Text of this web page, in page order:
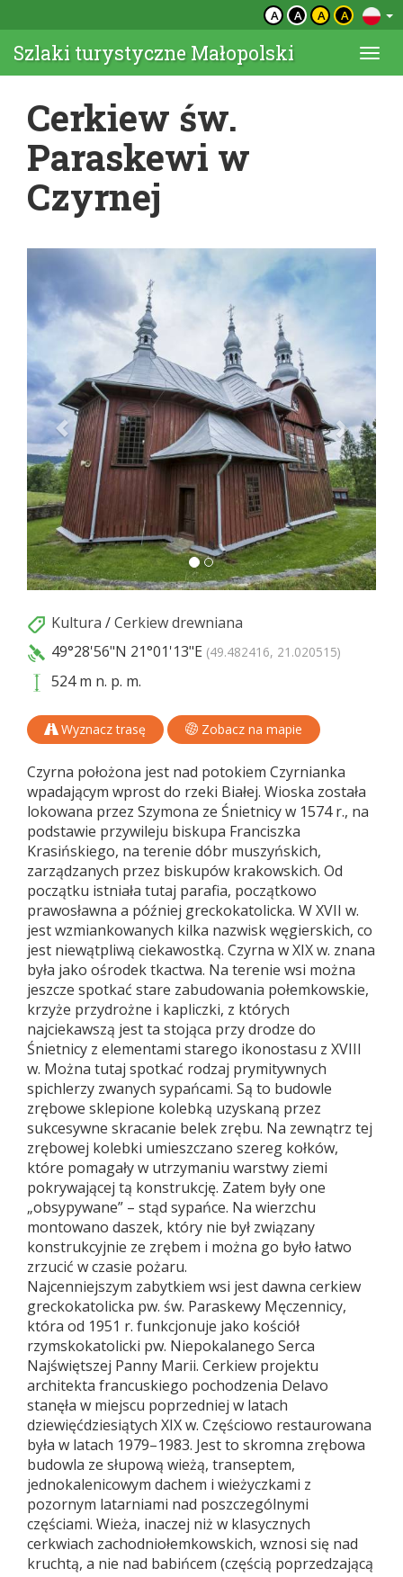
A A A A
Szlaki turystyczne Małopolski
Cerkiew św.
Paraskewi w
Czyrnej
Kultura /Cerkiew drewniana
49°28'56"N 21°01'13"E (49.482416, 21.020515)
524 m n. p. m.
Wyznacz trasę Zobacz na mapie
Czyrna położona jest nad potokiem Czyrnianka
wpadającym wprost do rzeki Białej. Wioska została
lokowana przez Szymona ze Śnietnicy w 1574 r., na
podstawie przywileju biskupa Franciszka
Krasińskiego, na terenie dóbr muszyńskich,
zarządzanych przez biskupów krakowskich. Od
początku istniała tutaj parafia, początkowo
prawosławna a później greckokatolicka. W XVII w.
jest wzmiankowanych kilka nazwisk węgierskich, co
jest niewątpliwą ciekawostką. Czyrna w XIX w. znana
była jako ośrodek tkactwa. Na terenie wsi można
jeszcze spotkać stare zabudowania połemkowskie,
krzyże przydrożne i kapliczki, z których
najciekawszą jest ta stojąca przy drodze do
Śnietnicy z elementami starego ikonostasu z XVIII
w. Można tutaj spotkać rodzaj prymitywnych
spichlerzy zwanych sypańcami. Są to budowle
zrębowe sklepione kolebką uzyskaną przez
sukcesywne skracanie belek zrębu. Na zewnątrz tej
zrębowej kolebki umieszczano szereg kołków,
które pomagały w utrzymaniu warstwy ziemi
pokrywającej tą konstrukcję. Zatem były one
„obsypywane” – stąd sypańce. Na wierzchu
montowano daszek, który nie był związany
konstrukcyjnie ze zrębem i można go było łatwo
zrzucić w czasie pożaru.
Najcenniejszym zabytkiem wsi jest dawna cerkiew
greckokatolicka pw. św. Paraskewy Męczennicy,
która od 1951 r. funkcjonuje jako kościół
rzymskokatolicki pw. Niepokalanego Serca
Najświętszej Panny Marii. Cerkiew projektu
architekta francuskiego pochodzenia Delavo
stanęła w miejscu poprzedniej w latach
dziewięćdziesiątych XIX w. Częściowo restaurowana
była w latach 1979–1983. Jest to skromna zrębowa
budowla ze słupową wieżą, transeptem,
jednokalenicowym dachem i wieżyczkami z
pozornym latarniami nad poszczególnymi
częściami. Wieża, inaczej niż w klasycznych
cerkwiach zachodniołemkowskich, wznosi się nad
kruchtą, a nie nad babińcem (częścią poprzedzającą